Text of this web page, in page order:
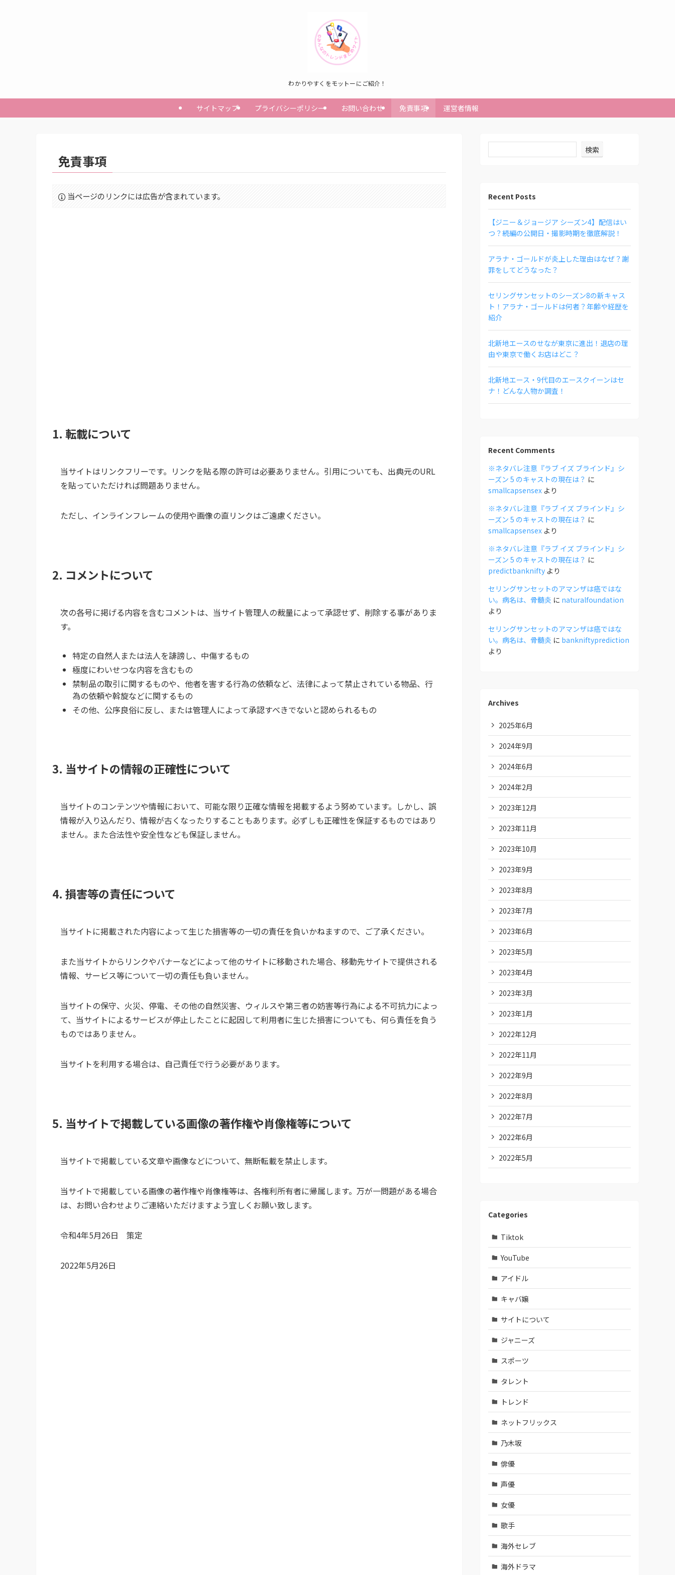
わかりやすくをモットーにご紹介！
サイトマップ プライバシーポリシー お問い合わせ 免責事項 運営者情報
免責事項
当ページのリンクには広告が含まれています。
1. 転載について
当サイトはリンクフリーです。リンクを貼る際の許可は必要ありません。引用についても、出典元のURL
を貼っていただければ問題ありません。
ただし、インラインフレームの使用や画像の直リンクはご遠慮ください。
2. コメントについて
次の各号に掲げる内容を含むコメントは、当サイト管理人の裁量によって承認せず、削除する事がありま
す。
特定の自然人または法人を誹謗し、中傷するもの
極度にわいせつな内容を含むもの
禁制品の取引に関するものや、他者を害する行為の依頼など、法律によって禁止されている物品、行
為の依頼や斡旋などに関するもの
その他、公序良俗に反し、または管理人によって承認すべきでないと認められるもの
3. 当サイトの情報の正確性について
当サイトのコンテンツや情報において、可能な限り正確な情報を掲載するよう努めています。しかし、誤
情報が入り込んだり、情報が古くなったりすることもあります。必ずしも正確性を保証するものではあり
ません。また合法性や安全性なども保証しません。
4. 損害等の責任について
当サイトに掲載された内容によって生じた損害等の一切の責任を負いかねますので、ご了承ください。
また当サイトからリンクやバナーなどによって他のサイトに移動された場合、移動先サイトで提供される
情報、サービス等について一切の責任も負いません。
当サイトの保守、火災、停電、その他の自然災害、ウィルスや第三者の妨害等行為による不可抗力によっ
て、当サイトによるサービスが停止したことに起因して利用者に生じた損害についても、何ら責任を負う
ものではありません。
当サイトを利用する場合は、自己責任で行う必要があります。
5. 当サイトで掲載している画像の著作権や肖像権等について
当サイトで掲載している文章や画像などについて、無断転載を禁止します。
当サイトで掲載している画像の著作権や肖像権等は、各権利所有者に帰属します。万が一問題がある場合
は、お問い合わせよりご連絡いただけますよう宜しくお願い致します。
令和4年5月26日 策定
2022年5月26日
検索
Recent Posts
【ジニー＆ジョージア シーズン4】配信はい
つ？続編の公開日・撮影時期を徹底解説！
アラナ・ゴールドが炎上した理由はなぜ？謝
罪をしてどうなった？
セリングサンセットのシーズン8の新キャス
ト！アラナ・ゴールドは何者？年齢や経歴を
紹介
北新地エースのせなが東京に進出！退店の理
由や東京で働くお店はどこ？
北新地エース・9代目のエースクイーンはセ
ナ！どんな人物か調査！
Recent Comments
※ネタバレ注意『ラブ イズ ブラインド』シ
ーズン 5 のキャストの現在は？ に
smallcapsensex より
※ネタバレ注意『ラブ イズ ブラインド』シ
ーズン 5 のキャストの現在は？ に
smallcapsensex より
※ネタバレ注意『ラブ イズ ブラインド』シ
ーズン 5 のキャストの現在は？ に
predictbanknifty より
セリングサンセットのアマンザは癌ではな
い。病名は、骨髄炎 に naturalfoundation
より
セリングサンセットのアマンザは癌ではな
い。病名は、骨髄炎 に bankniftyprediction
より
Archives
2025年6月
2024年9月
2024年6月
2024年2月
2023年12月
2023年11月
2023年10月
2023年9月
2023年8月
2023年7月
2023年6月
2023年5月
2023年4月
2023年3月
2023年1月
2022年12月
2022年11月
2022年9月
2022年8月
2022年7月
2022年6月
2022年5月
Categories
Tiktok
YouTube
アイドル
キャバ嬢
サイトについて
ジャニーズ
スポーツ
タレント
トレンド
ネットフリックス
乃木坂
俳優
声優
女優
歌手
海外セレブ
海外ドラマ